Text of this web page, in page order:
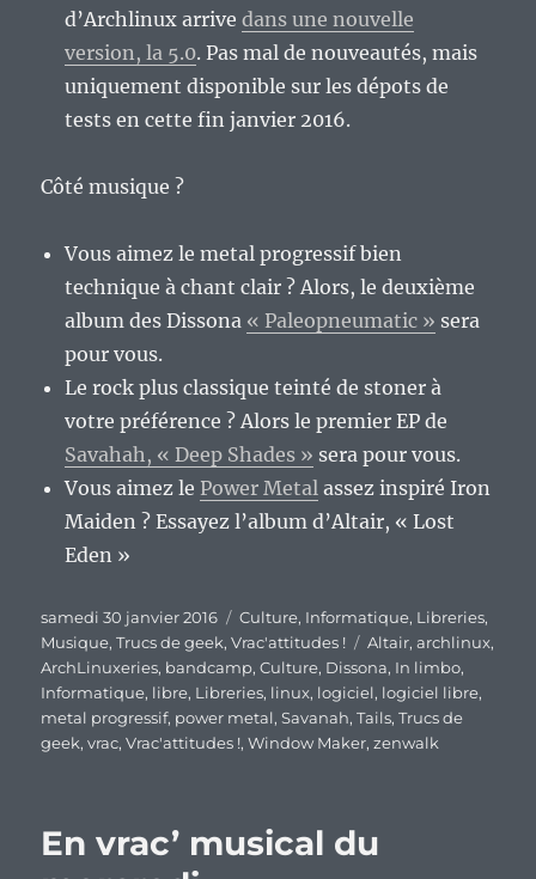
d’Archlinux arrivedans une nouvelle
version, la 5.0. Pas mal de nouveautés, mais
uniquement disponible sur les dépots de
tests en cette fin janvier 2016.
Côté musique ?
Vous aimez le metal progressif bien
technique à chant clair ? Alors, le deuxième
album des Dissona « Paleopneumatic » sera
pour vous.
Le rock plus classique teinté de stoner à
votre préférence ? Alors le premier EP de
Savahah, « Deep Shades » sera pour vous.
Vous aimez le Power Metal assez inspiré Iron
Maiden ? Essayez l’album d’Altair, « Lost
Eden »
Publié
le
samedi 30 janvier 2016 Catégories
Culture, Informatique, Libreries,
Musique,Trucs de geek,Vrac'attitudes ! Étiquettes
Altair,archlinux,
ArchLinuxeries, bandcamp,Culture, Dissona, In limbo,
Informatique, libre, Libreries, linux, logiciel, logiciel libre,
metal progressif, power metal,Savanah,Tails,Trucs de
geek,vrac,Vrac'attitudes !,Window Maker,zenwalk
En vrac’ musical du